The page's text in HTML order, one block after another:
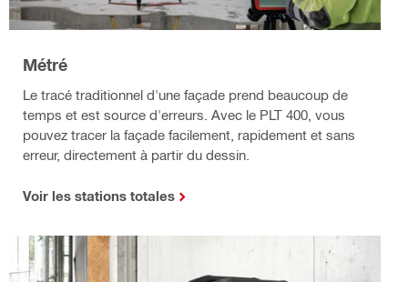
Métré
Le tracé traditionnel d'une façade prend beaucoup de
temps et est source d'erreurs. Avec le PLT 400, vous
pouvez tracer la façade facilement, rapidement et sans
erreur, directement à partir du dessin.
Voir les stations totales